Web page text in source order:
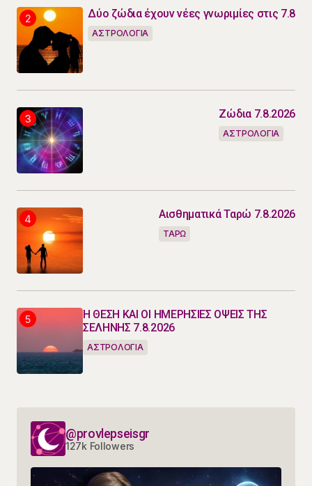
Δύο ζώδια έχουν νέες γνωριμίες στις 7.8
ΑΣΤΡΟΛΟΓΙΑ
Ζώδια 7.8.2026
ΑΣΤΡΟΛΟΓΙΑ
Αισθηματικά Ταρώ 7.8.2026
ΤΑΡΩ
Η ΘΕΣΗ ΚΑΙ ΟΙ ΗΜΕΡΗΣΙΕΣ ΟΨΕΙΣ ΤΗΣ
ΣΕΛΗΝΗΣ 7.8.2026
ΑΣΤΡΟΛΟΓΙΑ
@provlepseisgr
127k Followers